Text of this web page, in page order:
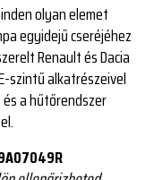
olyan elemet
egyidejű cseréjéhez
Renault és Dacia
szintű alkatrészeivel
a hűtőrendszer